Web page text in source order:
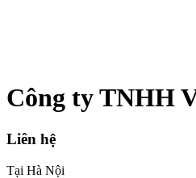
Công ty TNHH
Liên hệ
Tại Hà Nội